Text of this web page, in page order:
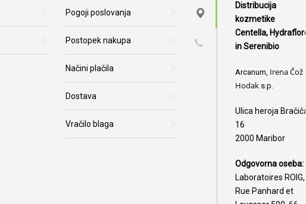
Pogoji poslovanja
Postopek nakupa
Načini plačila
Dostava
Vračilo blaga
Distribucija
kozmetike
Centella, Hydraflore
in Serenibio
Arcanum, Irena Čož
Hodaks.p.
Ulica heroja Bračiča
16
2000 Maribor
Odgovorna oseba:
Laboratoires ROIG,
Rue Panhard et